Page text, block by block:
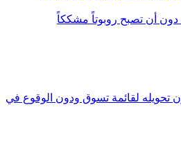
أن تصبح روبوتاً مشككاً
لقائمة تسوق ودون الوقوع في